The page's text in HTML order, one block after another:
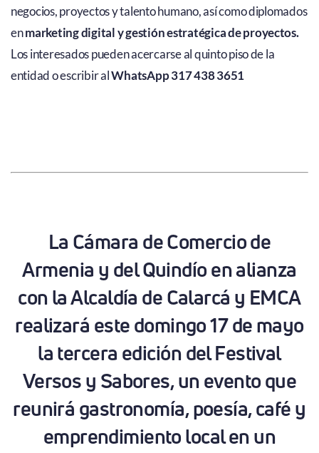
negocios, proyectos y talento humano, así como diplomados
enmarketing digital y gestión estratégica de proyectos.
Los interesados pueden acercarse al quinto piso de la
entidad o escribir alWhatsApp 317 438 3651
La Cámara de Comercio de
Armenia y del Quindío en alianza
con la Alcaldía de Calarcá y EMCA
realizará este domingo 17 de mayo
la tercera edición del Festival
Versos y Sabores, un evento que
reunirá gastronomía, poesía, café y
emprendimiento local en un